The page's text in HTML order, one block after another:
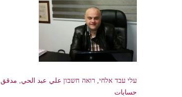
עלי עבד אלחי, רואה חשבון علي عبد الحي, مدقق
حسابات